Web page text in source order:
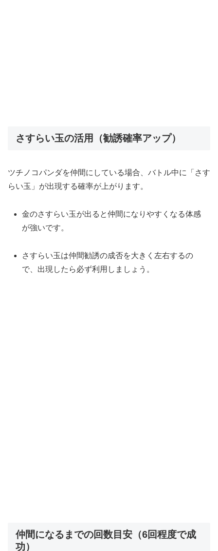
さすらい玉の活用（勧誘確率アップ）
ツチノコパンダを仲間にしている場合、バトル中に「さす
らい玉」が出現する確率が上がります。
金のさすらい玉が出ると仲間になりやすくなる体感
が強いです。
さすらい玉は仲間勧誘の成否を大きく左右するの
で、出現したら必ず利用しましょう。
仲間になるまでの回数目安（6回程度で成
功）